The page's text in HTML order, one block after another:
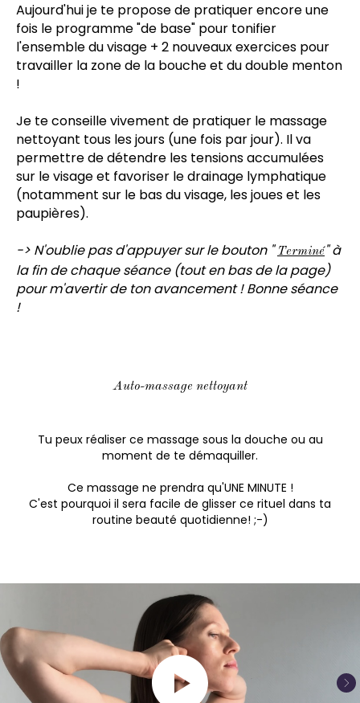
Aujourd'hui je te propose de pratiquer encore une
fois le programme "de base" pour tonifier
l'ensemble du visage + 2 nouveaux exercices pour
travailler la zone de la bouche et du double menton
!
Je te conseille vivement de pratiquer le massage
nettoyant tous les jours (une fois par jour). Il va
permettre de détendre les tensions accumulées
sur le visage et favoriser le drainage lymphatique
(notamment sur le bas du visage, les joues et les
paupières).
-> N'oublie pas d'appuyer sur le bouton "Terminé" à
la fin de chaque séance (tout en bas de la page)
pour m'avertir de ton avancement ! Bonne séance
!
Auto-massage nettoyant
Tu peux réaliser ce massage sous la douche ou au
moment de te démaquiller.
Ce massage ne prendra qu'UNE MINUTE !
C'est pourquoi il sera facile de glisser ce rituel dans ta
routine beauté quotidienne! ;-)